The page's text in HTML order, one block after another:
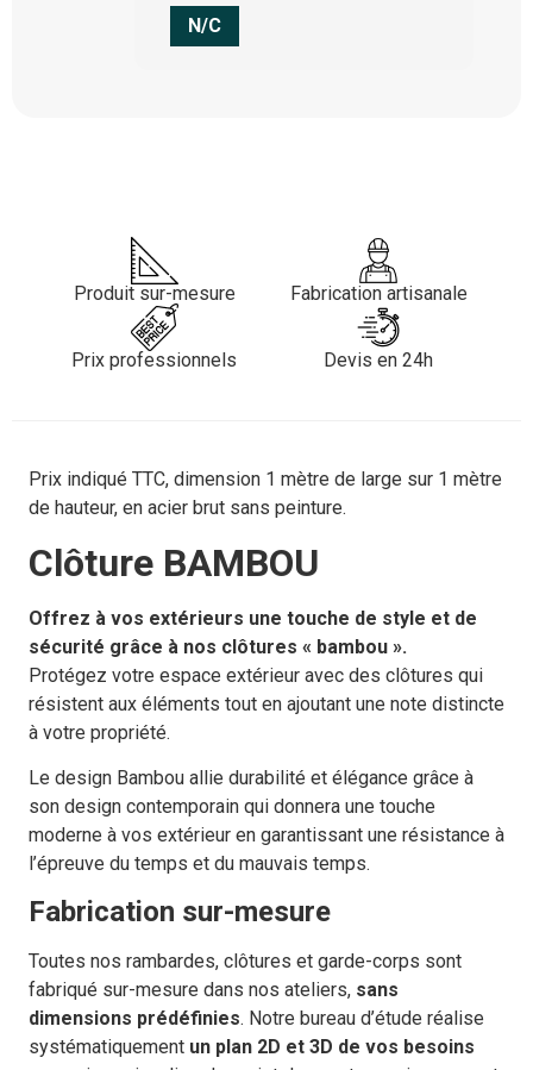
N/C
Produit sur-mesure Fabrication artisanale
Prix professionnels Devis en 24h
Prix indiqué TTC, dimension 1 mètre de large sur 1 mètre
de hauteur, en acier brut sans peinture.
Clôture BAMBOU
Offrez à vos extérieurs une touche de style et de
sécurité grâce à nos clôtures « bambou ».
Protégez votre espace extérieur avec des clôtures qui
résistent aux éléments tout en ajoutant une note distincte
à votre propriété.
Le design Bambou allie durabilité et élégance grâce à
son design contemporain qui donnera une touche
moderne à vos extérieur en garantissant une résistance à
l’épreuve du temps et du mauvais temps.
Fabrication sur-mesure
Toutes nos rambardes, clôtures et garde-corps sont
fabriqué sur-mesure dans nos ateliers, sans
dimensions prédéfinies. Notre bureau d’étude réalise
systématiquement un plan 2D et 3D de vos besoins